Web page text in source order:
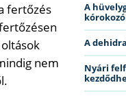
fertőzés
nem
A
A
Nyári